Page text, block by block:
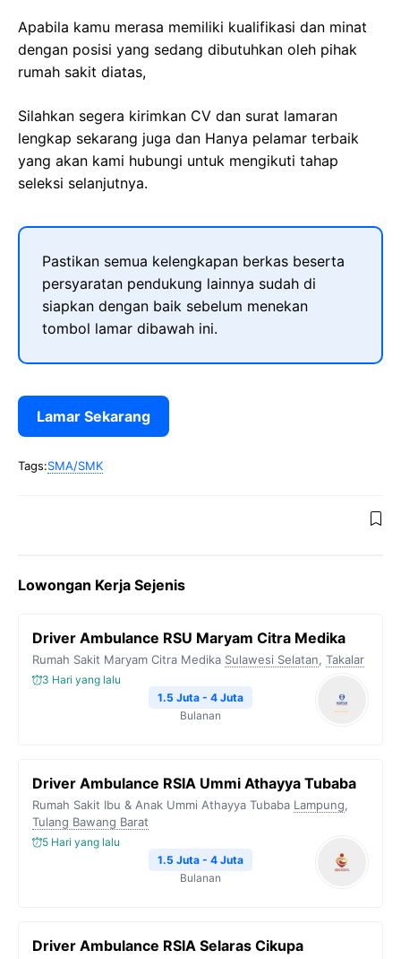
Apabila kamu merasa memiliki kualifikasi dan minat
dengan posisi yang sedang dibutuhkan oleh pihak
rumah sakit diatas,
Silahkan segera kirimkan CV dan surat lamaran
lengkap sekarang juga dan Hanya pelamar terbaik
yang akan kami hubungi untuk mengikuti tahap
seleksi selanjutnya.
Pastikan semua kelengkapan berkas beserta
persyaratan pendukung lainnya sudah di
siapkan dengan baik sebelum menekan
tombol lamar dibawah ini.
Lamar Sekarang
Tags:SMA/SMK
Lowongan Kerja Sejenis
Driver Ambulance RSU Maryam Citra Medika
Rumah Sakit Maryam Citra Medika Sulawesi Selatan, Takalar
3 Hari yang lalu
1.5 Juta - 4 Juta
Bulanan
Driver Ambulance RSIA Ummi Athayya Tubaba
Rumah Sakit Ibu & Anak Ummi Athayya Tubaba Lampung,
Tulang Bawang Barat
5 Hari yang lalu
1.5 Juta - 4 Juta
Bulanan
Driver Ambulance RSIA Selaras Cikupa